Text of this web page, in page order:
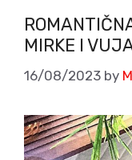
MIRKE I
16/08/2023 by